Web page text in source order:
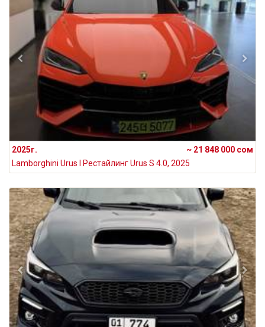
2025г.
~ 21 848 000 сом
Lamborghini Urus I Рестайлинг Urus S 4.0, 2025